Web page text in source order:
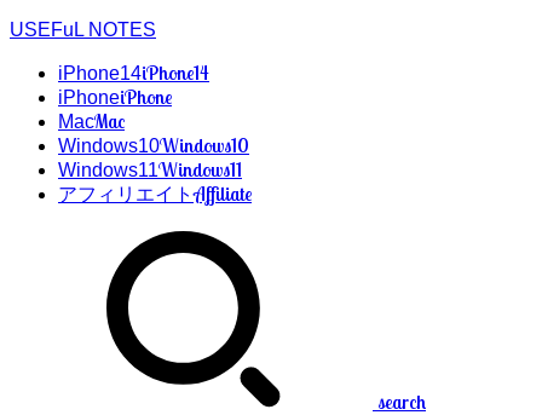
USEFuL NOTES
iPhone14iPhone14
iPhoneiPhone
MacMac
Windows10Windows10
Windows11Windows11
アフィリエイトAffiliate
search